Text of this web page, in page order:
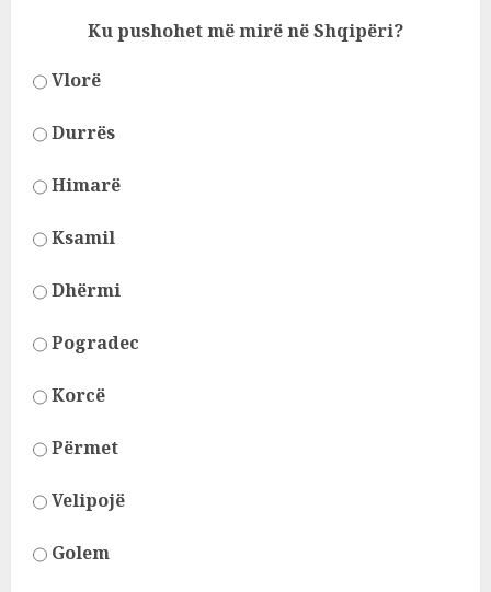
Ku pushohet më mirë në Shqipëri?
Vlorë
Durrës
Himarë
Ksamil
Dhërmi
Pogradec
Korcë
Përmet
Velipojë
Golem